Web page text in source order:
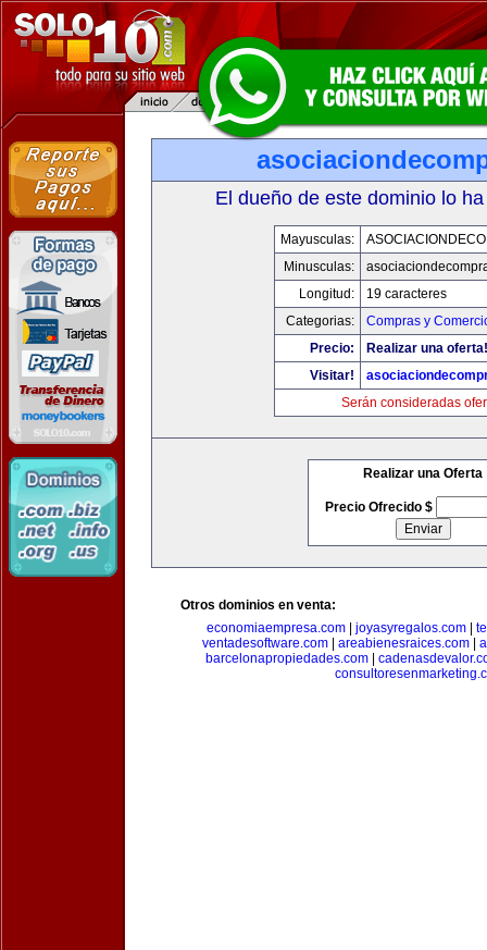
El dueño de este dominio lo
Mayusculas:
Minusculas:
Longitud:
19 caracteres
Categorias:
Compras y
Precio:
Realizar una oferta!
Visitar!
Serán consideradas
Realizar una Oferta
Precio Ofrecido $
Otros dominios en venta:
economiaempresa.com
joyasyregalos.com
ventadesoftware.com| areabienesraices.com|
barcelonapropiedades.com|